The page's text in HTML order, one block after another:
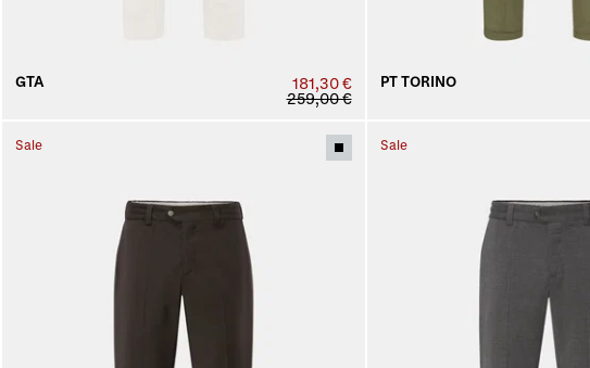
GTA
181,30 €
259,00 €
PT TORINO
Sale Sale